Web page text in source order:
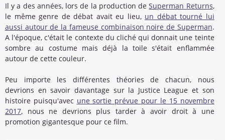
Il y a des années, lors de la production deSuperman Returns,
le même genre de débat avait eu lieu, un débat tourné lui
aussi autour de la fameuse combinaison noire de Superman.
A l'époque, c'était le contexte du cliché qui donnait une teinte
sombre au costume mais déjà la toile s'était enflammée
autour de cette couleur.
Peu importe les différentes théories de chacun, nous
devrions en savoir davantage sur la Justice League et son
histoire puisqu'avec une sortie prévue pour le 15 novembre
2017, nous ne devrions plus tarder à avoir droit à une
promotion gigantesque pour ce film.